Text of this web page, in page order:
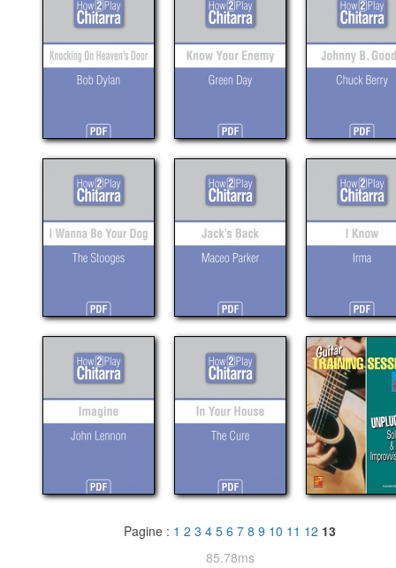
Pagine : 1 2 3 4 5 6 7 8 9 10 11 12 13
85.78ms